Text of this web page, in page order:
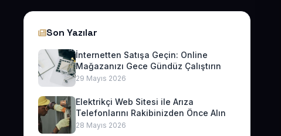
Son Yazılar
İnternetten Satışa Geçin: Online
Mağazanızı Gece Gündüz Çalıştırın
29 Mayıs 2026
Elektrikçi Web Sitesi ile Arıza
Telefonlarını Rakibinizden Önce Alın
28 Mayıs 2026